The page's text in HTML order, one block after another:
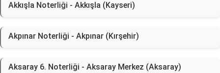
Akkışla Noterliği - Akkışla (Kayseri)
Akpınar Noterliği - Akpınar (Kırşehir)
Aksaray 6. Noterliği - Aksaray Merkez (Aksaray)